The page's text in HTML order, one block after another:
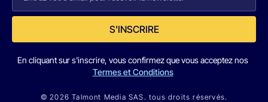
S'INSCRIRE
En cliquant sur s'inscrire, vous confirmez que vous acceptez nos
Termes et Conditions
© 2026 Talmont Media SAS. tous droits réservés.